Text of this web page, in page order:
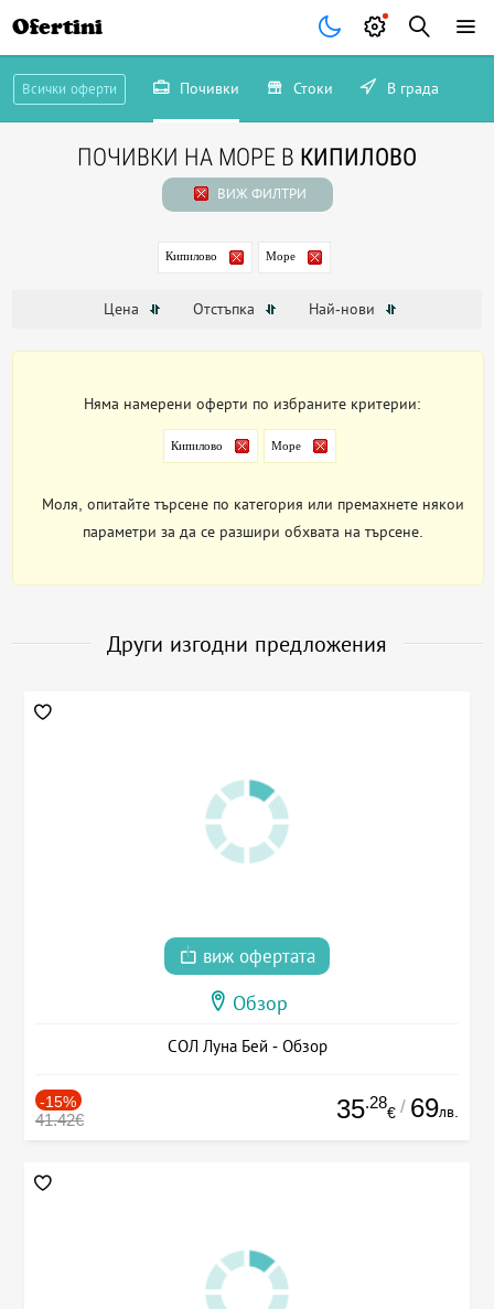
Ofertini
Всички оферти Почивки Стоки В града
ПОЧИВКИ НА МОРЕ В КИПИЛОВО
ВИЖ ФИЛТРИ
Кипилово Море
Цена Отстъпка Най-нови
Няма намерени оферти по избраните критерии:
Кипилово Море
Моля, опитайте търсене по категория или премахнете някои
параметри за да се разшири обхвата на търсене.
Други изгодни предложения
виж офертата
Обзор
СОЛ Луна Бей - Обзор
-15%
41.42€ 35.28
€ / 69лв.